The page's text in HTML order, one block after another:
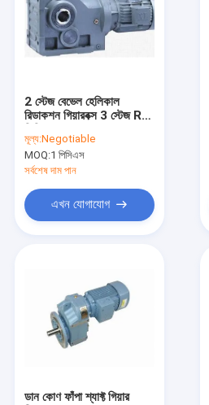
আমাদের সম্পর্কে
আমাদের সাথে যোগাযোগ করুন
হেলিকাল বেভেল গিয়ার রিডুসার
সমান্তরাল খাদ হেলিকাল গিয়ার রিডুসার
সাইক্লয়েড রিডুসার
শ্যাফ্ট মাউন্ট করা গিয়ার রিডুসার
2 স্টেজ বেভেল হেলিকাল
রিডাকশন গিয়ারবক্স 3 স্টেজ R
মূল্য:Negotiable
MOQ:1 পিসিএস
সর্বশেষ দাম পান
এখন যোগাযোগ
ডান কোণ ফাঁপা শ্যাফ্ট গিয়ার